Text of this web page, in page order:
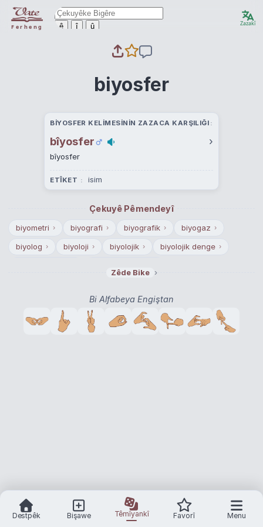
Ferheng ê î û Zazakî
biyosfer
BIYOSFER KELIMESININ ZAZACA KARŞILIĞI
bîyosfer ›
bîyosfer
ETÎKET isim
Çekuyê Pêmendeyî
biyometri › biyografi › biyografik › biyogaz ›
biyolog › biyoloji › biyolojik › biyolojik denge ›
Zêde Bike ›
Bi Alfabeya Engiştan
Destpêk Bişawe Têmîyankî Favorî Menu